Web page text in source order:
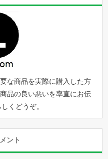
な商品を実際に購入した方
品の良い悪いを率直にお伝
くどうぞ。
ント